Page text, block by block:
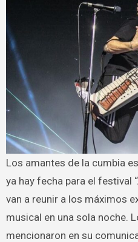
Los amantes de la cumbia están de parabienes porque
ya hay fecha para el festival
van a reunir a los máximos
musical en una sola noche.
mencionaron en su